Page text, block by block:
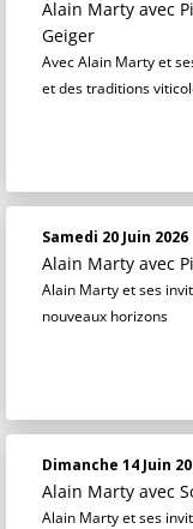
Alain Marty avec
Geiger
Avec Alain Marty et
et des traditions
Samedi 20 Juin 2026
Alain Marty avec
Alain Marty et ses
nouveaux horizons
Dimanche 14 Juin
Alain Marty avec
Alain Marty et ses